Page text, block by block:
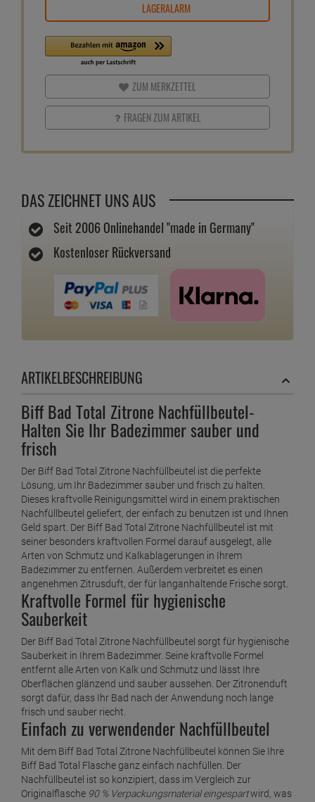
LAGERALARM
ZUM MERKZETTEL
FRAGEN ZUM ARTIKEL
DAS ZEICHNET UNS AUS
Seit 2006 Onlinehandel "made in Germany"
Kostenloser Rückversand
ARTIKELBESCHREIBUNG
Biff Bad Total Zitrone Nachfüllbeutel-
Halten Sie Ihr Badezimmer sauber und
frisch
Der Biff Bad Total Zitrone Nachfüllbeutel ist die perfekte
Lösung, um Ihr Badezimmer sauber und frisch zu halten.
Dieses kraftvolle Reinigungsmittel wird in einem praktischen
Nachfüllbeutel geliefert, der einfach zu benutzen ist und Ihnen
Geld spart. Der Biff Bad Total Zitrone Nachfüllbeutel ist mit
seiner besonders kraftvollen Formel darauf ausgelegt, alle
Arten von Schmutz und Kalkablagerungen in Ihrem
Badezimmer zu entfernen. Außerdem verbreitet es einen
angenehmen Zitrusduft, der für langanhaltende Frische sorgt.
Kraftvolle Formel für hygienische
Sauberkeit
Der Biff Bad Total Zitrone Nachfüllbeutel sorgt für hygienische
Sauberkeit in Ihrem Badezimmer. Seine kraftvolle Formel
entfernt alle Arten von Kalk und Schmutz und lässt Ihre
Oberflächen glänzend und sauber aussehen. Der Zitronenduft
sorgt dafür, dass Ihr Bad nach der Anwendung noch lange
frisch und sauber riecht.
Einfach zu verwendender Nachfüllbeutel
Mit dem Biff Bad Total Zitrone Nachfüllbeutel können Sie Ihre
Biff Bad Total Flasche ganz einfach nachfüllen. Der
Nachfüllbeutel ist so konzipiert, dass im Vergleich zur
Originalflasche 90 % Verpackungsmaterial eingespartwird, was